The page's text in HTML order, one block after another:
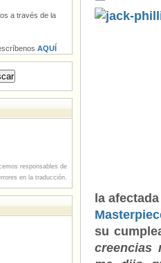
la
su
creencias
a través de la
AQUÍ
responsables de
en la traducción.